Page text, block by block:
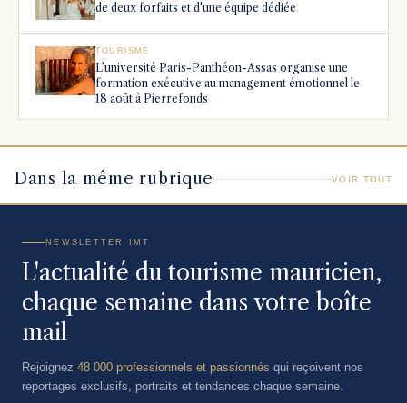
de deux forfaits et d'une équipe dédiée
TOURISME
L’université Paris-Panthéon-Assas organise une
formation exécutive au management émotionnel le
18 août à Pierrefonds
Dans la même rubrique VOIR TOUT
NEWSLETTER IMT
L'actualité du tourisme mauricien,
chaque semaine dans votre boîte
mail
Rejoignez 48 000 professionnels et passionnés qui reçoivent nos
reportages exclusifs, portraits et tendances chaque semaine.